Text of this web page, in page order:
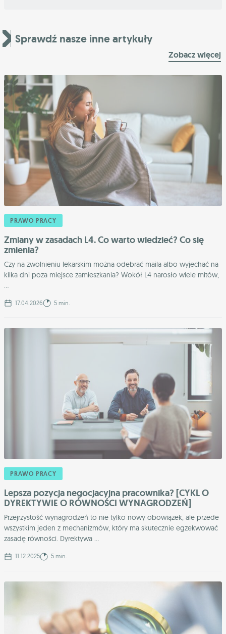
Sprawdź nasze inne artykuły
Zobacz więcej
PRAWO PRACY
Zmiany w zasadach L4. Co warto wiedzieć? Co się
zmienia?
Czy na zwolnieniu lekarskim można odebrać maila albo wyjechać na
kilka dni poza miejsce zamieszkania? Wokół L4 narosło wiele mitów,
17.04.2026 5 min.
PRAWO PRACY
Lepsza pozycja negocjacyjna pracownika? [CYKL O
DYREKTYWIE O RÓWNOŚCI WYNAGRODZEŃ]
Przejrzystość wynagrodzeń to nie tylko nowy obowiązek, ale przede
wszystkim jeden z mechanizmów, który ma skutecznie egzekwować
zasadę równości. Dyrektywa ...
11.12.2025 5 min.